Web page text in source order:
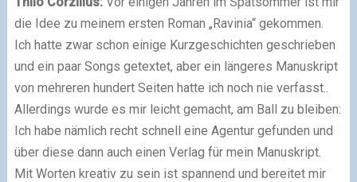
die Idee zu meinem ersten Roman „Ravinia“ gekommen.
Ich hatte zwar schon einige Kurzgeschichten geschrieben
und ein paar Songs getextet, aber ein längeres Manuskript
von mehreren hundert Seiten hatte ich noch nie verfasst..
Allerdings wurde es mir leicht gemacht, am Ball zu bleiben:
Ich habe nämlich recht schnell eine Agentur gefunden und
über diese dann auch einen Verlag für mein Manuskript.
Mit Worten kreativ zu sein ist spannend und bereitet mir